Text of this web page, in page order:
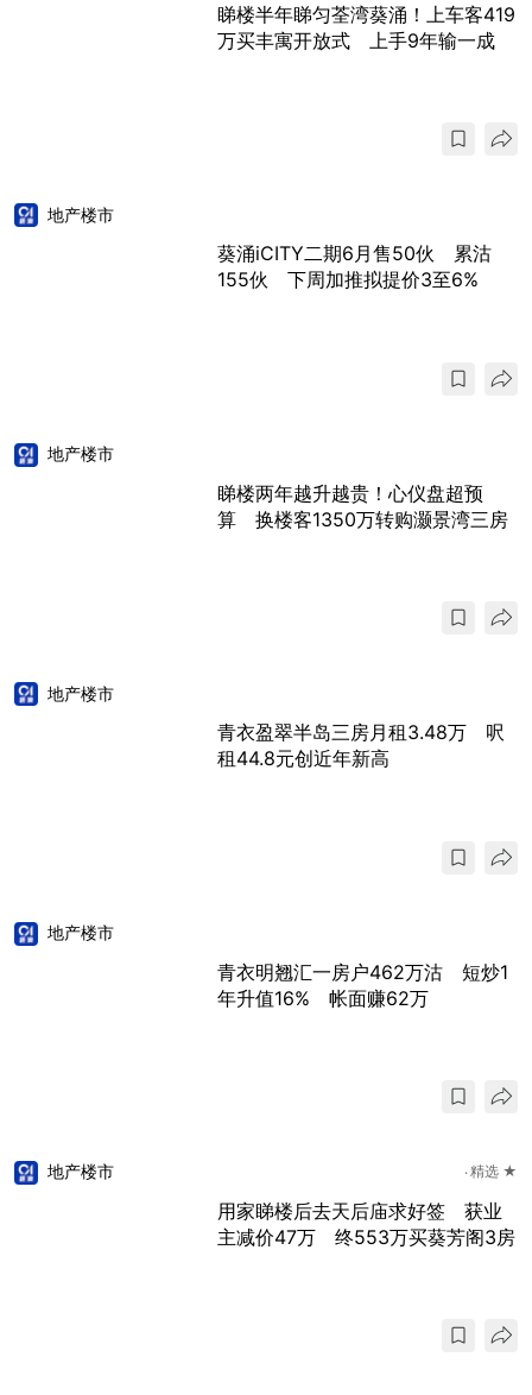
睇楼半年睇匀荃湾葵涌！上车客419
万买丰寓开放式 上手9年输一成
地产楼市
葵涌iCITY二期6月售50伙 累沽
155伙 下周加推拟提价3至6%
地产楼市
睇楼两年越升越贵！心仪盘超预
算 换楼客1350万转购灏景湾三房
地产楼市
青衣盈翠半岛三房月租3.48万 呎
租44.8元创近年新高
地产楼市
青衣明翘汇一房户462万沽 短炒1
年升值16% 帐面赚62万
地产楼市 精选 ★
用家睇楼后去天后庙求好签 获业
主减价47万 终553万买葵芳阁3房